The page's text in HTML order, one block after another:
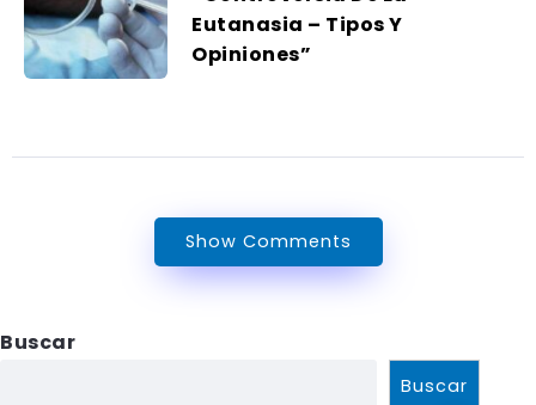
Eutanasia – Tipos Y
Opiniones”
Show Comments
Buscar
Buscar